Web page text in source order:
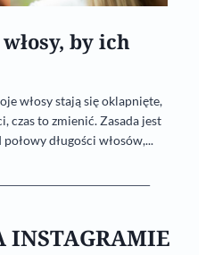
by ich
włosy stają się oklapnięte,
czas to zmienić. Zasada jest
długości włosów,...
INSTAGRAMIE